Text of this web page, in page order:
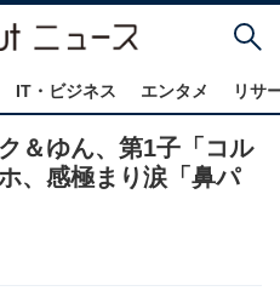
IT・ビジネス エンタメ リサ
＆ゆん、第1子「コル
、感極まり涙「鼻パ